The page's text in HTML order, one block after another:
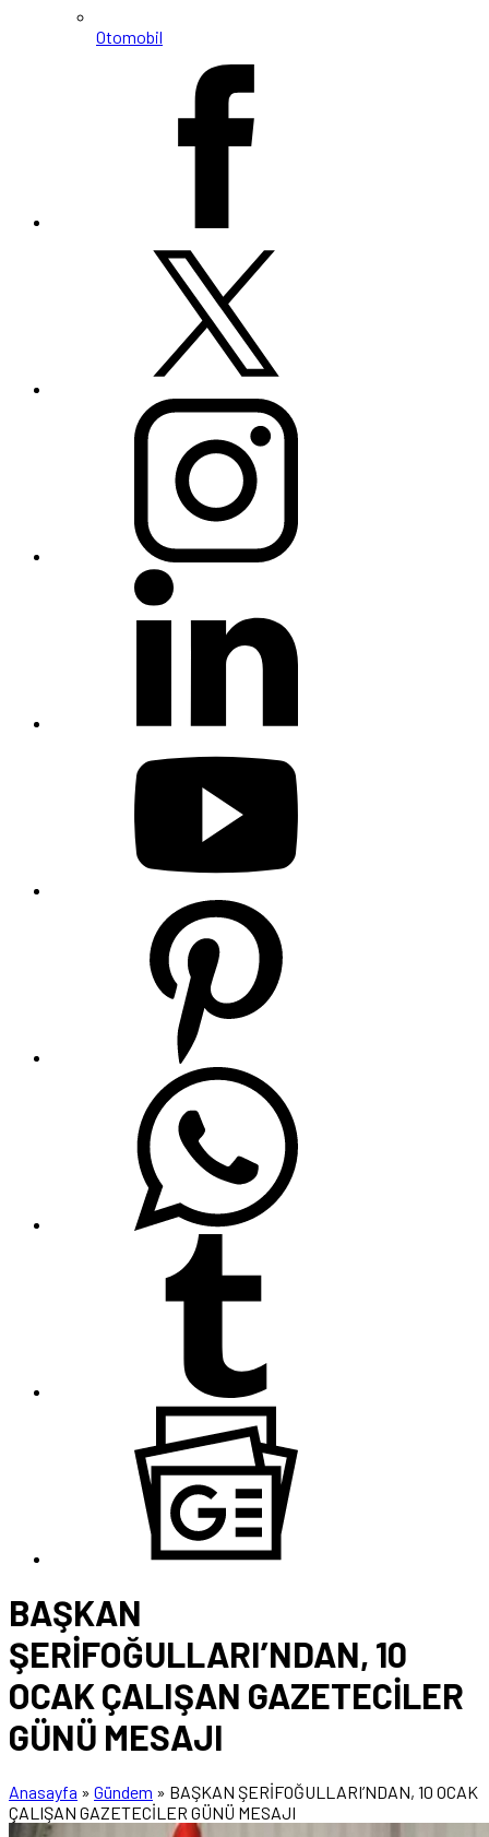
Otomobil
BAŞKAN
ŞERİFOĞULLARI’NDAN, 10
OCAK ÇALIŞAN GAZETECİLER
GÜNÜ MESAJI
Anasayfa » Gündem » BAŞKAN ŞERİFOĞULLARI’NDAN, 10 OCAK
ÇALIŞAN GAZETECİLER GÜNÜ MESAJI